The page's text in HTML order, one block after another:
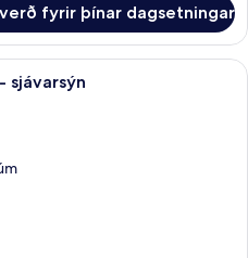
fyrir þínar dagsetningar
Míníbar, öryggishólf í herbergi,
sjávarsýn